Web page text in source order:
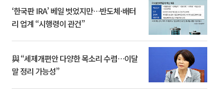
‘한국판 IRA’ 베일 벗었지만…반도체·배터
리 업계 “시행령이 관건”
與 “세제개편안 다양한 목소리 수렴…이달
말 정리 가능성”